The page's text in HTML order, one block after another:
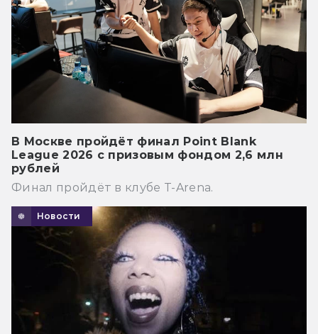
В Москве пройдёт финал Point Blank
League 2026 с призовым фондом 2,6 млн
рублей
Финал пройдёт в клубе T-Arena.
Новости